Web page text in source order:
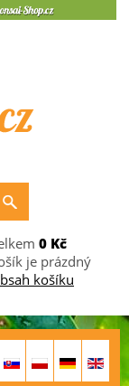
0 Kč
je prázdný
košíku